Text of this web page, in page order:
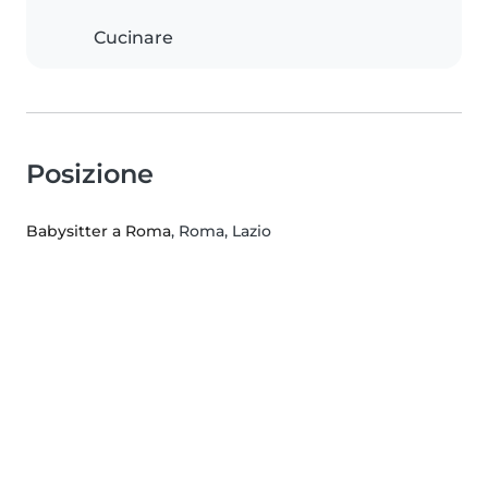
Cucinare
Posizione
Babysitter a Roma, Roma, Lazio